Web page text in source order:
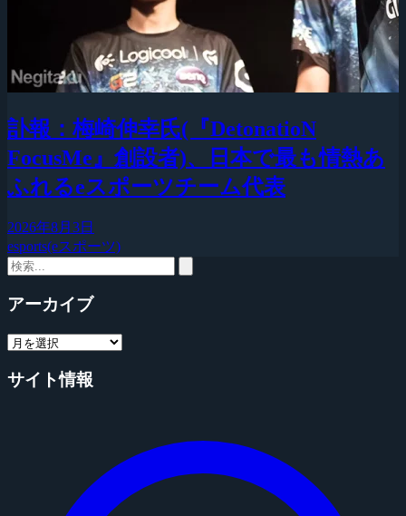
訃報：梅崎伸幸氏(『DetonatioN
FocusMe』創設者)、日本で最も情熱あ
ふれるeスポーツチーム代表
2026年8月3日
esports(eスポーツ)
アーカイブ
サイト情報